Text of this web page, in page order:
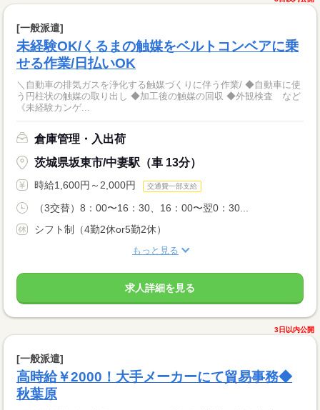
[一般派遣]
未経験OK/くるまの触媒をベルトコンベアに乗
せる作業/日払いOK
＼自動車の排気ガスを浄化する触媒づくりに伴う作業/ ◆自動車に使
う円柱状の触媒の取り出し ◆加工後の触媒の回収 ◆外観検査 など
《未経験カンゲ...
倉庫管理・入出荷
茨城県坂東市/中妻駅（車 13分）
時給1,600円～2,000円 交通費一部支給
（3交替）8：00〜16：30、16：00〜翌0：30...
シフト制（4勤2休or5勤2休）
もっと見る
求人詳細を見る
3日以内公開
[一般派遣]
高時給￥2000！大手メーカーにて貿易事務◆
秋葉原